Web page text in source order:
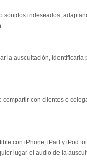
indeseados,
la auscultación, identificarla
con clientes o
con iPhone, iPad y iPod
lugar el audio de la